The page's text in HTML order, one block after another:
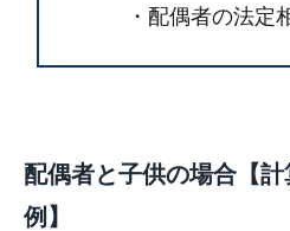
・配偶者の法定
配偶者と子供の場合【
例】